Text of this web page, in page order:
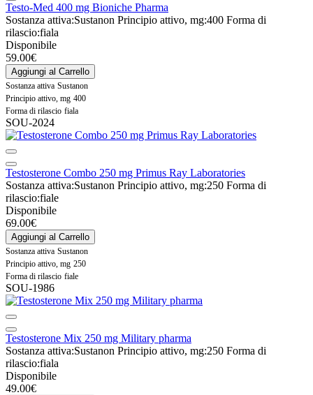
Testo-Med 400 mg Bioniche Pharma
Sostanza attiva:Sustanon Principio attivo, mg:400 Forma di
rilascio:fiala
Disponibile
59.00€
Aggiungi al Carrello
Sostanza attiva Sustanon
Principio attivo, mg 400
Forma di rilascio fiala
SOU-2024
Testosterone Combo 250 mg Primus Ray Laboratories
Sostanza attiva:Sustanon Principio attivo, mg:250 Forma di
rilascio:fiale
Disponibile
69.00€
Aggiungi al Carrello
Sostanza attiva Sustanon
Principio attivo, mg 250
Forma di rilascio fiale
SOU-1986
Testosterone Mix 250 mg Military pharma
Sostanza attiva:Sustanon Principio attivo, mg:250 Forma di
rilascio:fiala
Disponibile
49.00€